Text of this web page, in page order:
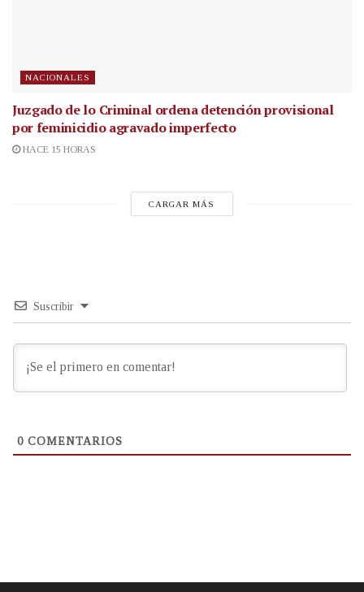
NACIONALES
Juzgado de lo Criminal ordena detención provisional
por feminicidio agravado imperfecto
HACE 15 HORAS
CARGAR MÁS
Suscribir
0 COMENTARIOS